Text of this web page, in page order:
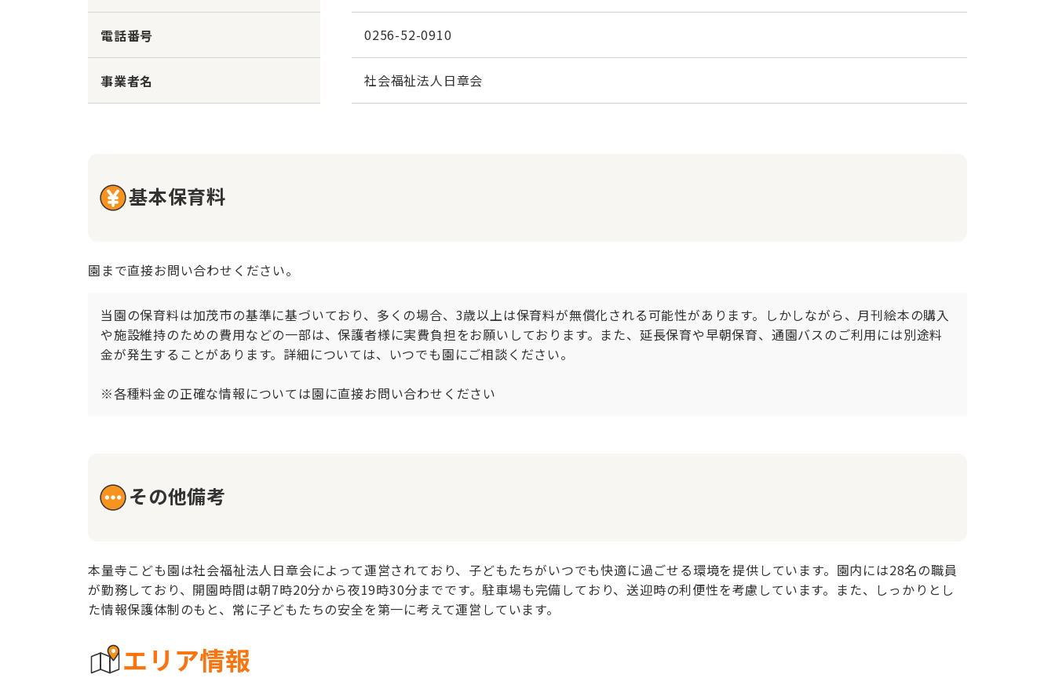
電話番号 0256-52-0910
事業者名 社会福祉法人日章会
基本保育料
園まで直接お問い合わせください。
当園の保育料は加茂市の基準に基づいており、多くの場合、3歳以上は保育料が無償化される可能性があります。しかしながら、月刊絵本の購入
や施設維持のための費用などの一部は、保護者様に実費負担をお願いしております。また、延長保育や早朝保育、通園バスのご利用には別途料
金が発生することがあります。詳細については、いつでも園にご相談ください。
※各種料金の正確な情報については園に直接お問い合わせください
その他備考
本量寺こども園は社会福祉法人日章会によって運営されており、子どもたちがいつでも快適に過ごせる環境を提供しています。園内には28名の職員
が勤務しており、開園時間は朝7時20分から夜19時30分までです。駐車場も完備しており、送迎時の利便性を考慮しています。また、しっかりとし
た情報保護体制のもと、常に子どもたちの安全を第一に考えて運営しています。
エリア情報